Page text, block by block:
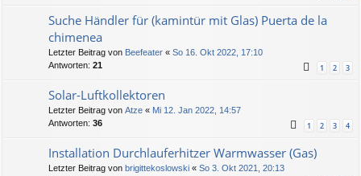
Suche Händler für (kamintür mit Glas) Puerta de la
chimenea
Letzter Beitrag von Beefeater « So 16. Okt 2022, 17:10
Antworten: 21 1 2 3
Solar-Luftkollektoren
Letzter Beitrag von Atze « Mi 12. Jan 2022, 14:57
Antworten: 36 1 2 3 4
Installation Durchlauferhitzer Warmwasser (Gas)
Letzter Beitrag von brigittekoslowski « So 3. Okt 2021, 20:13